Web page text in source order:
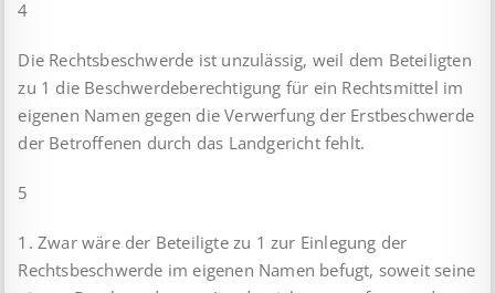
4
Die Rechtsbeschwerde ist unzulässig, weil dem Beteiligten
zu 1 die Beschwerdeberechtigung für ein Rechtsmittel im
eigenen Namen gegen die Verwerfung der Erstbeschwerde
der Betroffenen durch das Landgericht fehlt.
5
1. Zwar wäre der Beteiligte zu 1 zur Einlegung der
Rechtsbeschwerde im eigenen Namen befugt, soweit seine